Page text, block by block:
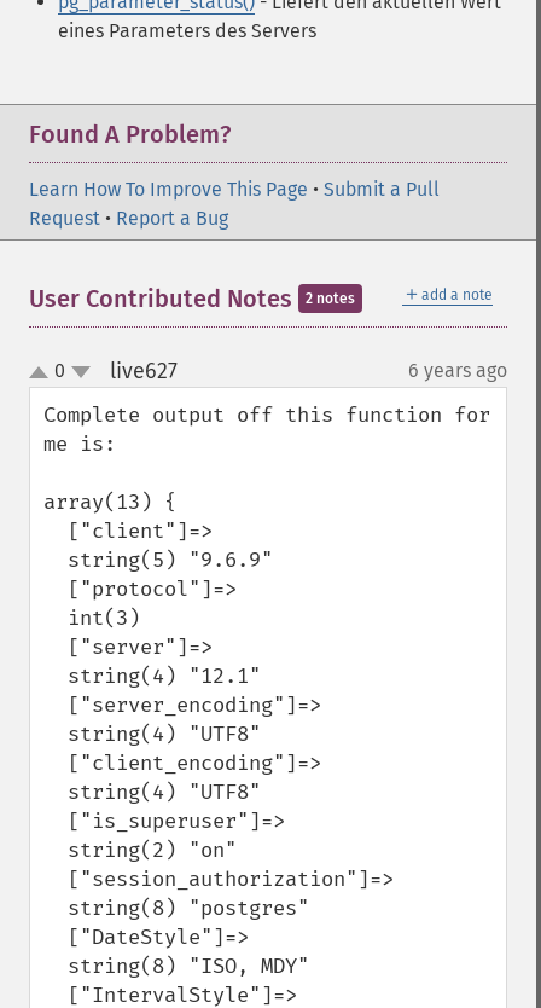
eines Parameters des Servers
Found A Problem?
Learn How To Improve This Page • Submit a Pull
Request • Report a Bug
＋ add a note
User Contributed Notes 2 notes
up
down
0 live627¶ 6 years ago
Complete output off this function for
me is:
array(13) {